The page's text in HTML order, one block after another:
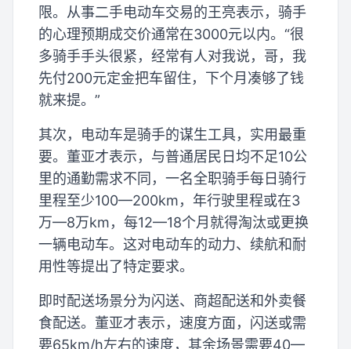
限。从事二手电动车交易的王亮表示，骑手
的心理预期成交价通常在3000元以内。“很
多骑手手头很紧，经常有人对我说，哥，我
先付200元定金把车留住，下个月凑够了钱
就来提。”
其次，电动车是骑手的谋生工具，实用最重
要。董亚才表示，与普通居民日均不足10公
里的通勤需求不同，一名全职骑手每日骑行
里程至少100—200km，年行驶里程或在3
万—8万km，每12—18个月就得淘汰或更换
一辆电动车。这对电动车的动力、续航和耐
用性等提出了特定要求。
即时配送场景分为闪送、商超配送和外卖餐
食配送。董亚才表示，速度方面，闪送或需
要65km/h左右的速度，其余场景需要40—